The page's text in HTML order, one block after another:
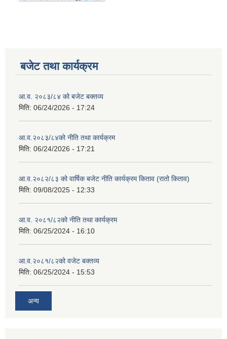
बजेट तथा कार्यक्रम
आ.व. २०८३/८४ को बजेट बक्तव्य
मिति: 06/24/2026 - 17:24
आ.व.२०८३/८४को नीति तथा कार्यक्रम
मिति: 06/24/2026 - 17:21
आ.व.२०८२/८३ को वार्षिक बजेट नीति कार्यक्रम किताव (रातो किताव)
मिति: 09/08/2025 - 12:33
आ.व. २०८१/८२को नीति तथा कार्यक्रम
मिति: 06/25/2024 - 16:10
आ.व.२०८१/८२को वजेट बक्तव्य
मिति: 06/25/2024 - 15:53
अन्य